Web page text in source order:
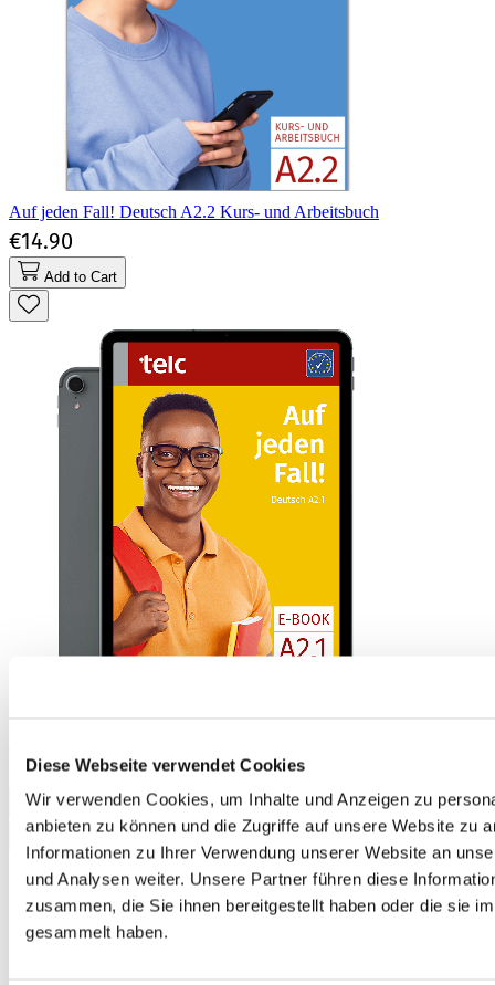
Diese Webseite verwendet Cookies
Wir verwenden Cookies, um Inhalte und Anzeigen zu
anbieten zu können und die Zugriffe auf unsere Website zu
Informationen zu Ihrer Verwendung unserer Website an
und Analysen weiter. Unsere Partner führen diese
zusammen, die Sie ihnen bereitgestellt haben oder die sie
gesammelt haben.
Auf jeden Fall! Deutsch A2.2 Kurs- und Arbeitsbuch
€14.90
Add to Cart
€10.50
Add to Cart